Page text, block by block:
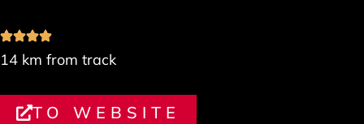
14 km from track
TO WEBSITE